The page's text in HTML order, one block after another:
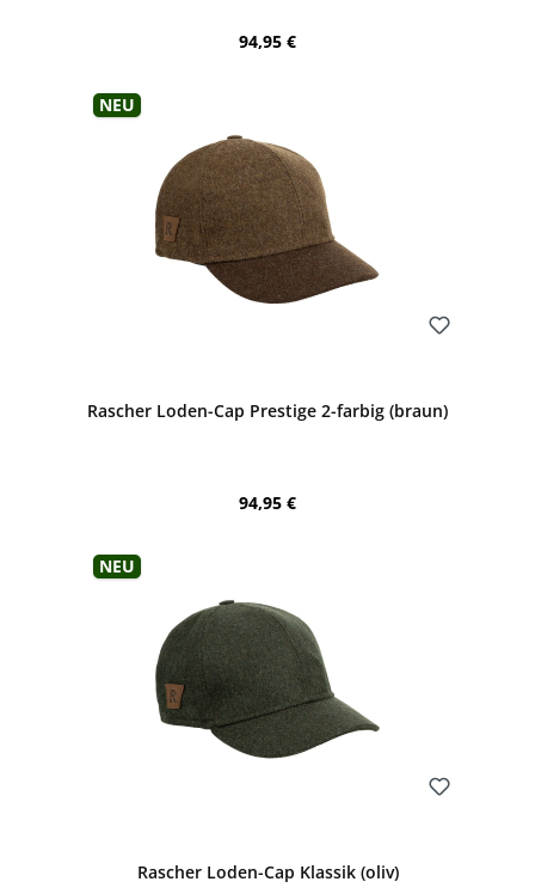
Regulärer Preis:
94,95 €
Neu
Rascher Loden-Cap Prestige 2-farbig (braun)
Regulärer Preis:
94,95 €
Neu
Rascher Loden-Cap Klassik (oliv)